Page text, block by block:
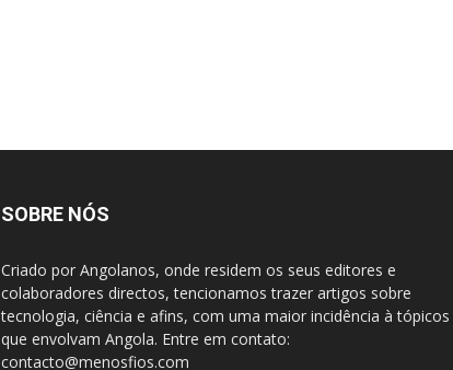
SOBRE NÓS
Criado por Angolanos, onde residem os seus editores e
colaboradores directos, tencionamos trazer artigos sobre
tecnologia, ciência e afins, com uma maior incidência à tópicos
que envolvam Angola. Entre em contato:
contacto@menosfios.com